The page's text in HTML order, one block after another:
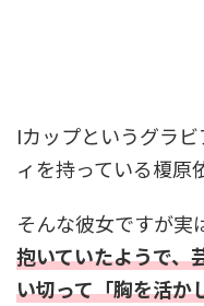
Iカップというグラ
ィを持っている榎原
そんな彼女ですが実
抱いていたようで、
い切って「胸を活か